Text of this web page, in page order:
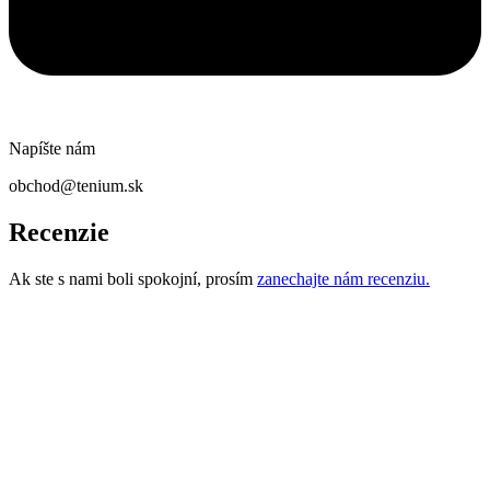
Napíšte nám
obchod@tenium.sk
Recenzie
Ak ste s nami boli spokojní, prosím zanechajte nám recenziu.